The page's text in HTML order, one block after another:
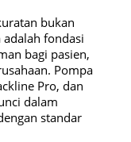
bukan
fondasi
bagi pasien,
Pompa
Pro, dan
dalam
standar